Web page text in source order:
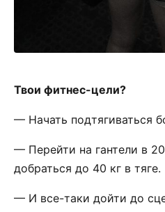
Твои фитнес-цели?
— Начать подтягиваться
— Перейти на гантели в
добраться до 40 кг в тяге.
— И все-таки дойти до